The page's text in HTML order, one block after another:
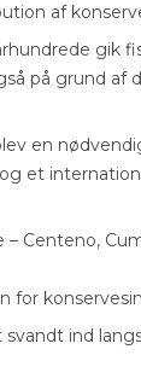
af
gik
på grund af
en
et
Centeno,
for
ind